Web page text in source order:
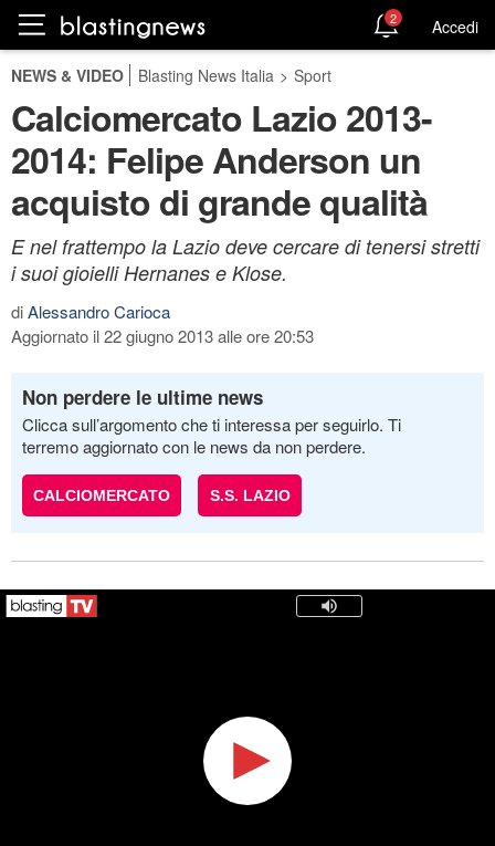
2 Accedi
NEWS & VIDEO Blasting News Italia > Sport
Calciomercato Lazio 2013-
2014: Felipe Anderson un
acquisto di grande qualità
E nel frattempo la Lazio deve cercare di tenersi stretti
i suoi gioielli Hernanes e Klose.
diAlessandro Carioca
Aggiornato il 22 giugno 2013 alle ore 20:53
Non perdere le ultime news
Clicca sull’argomento che ti interessa per seguirlo. Ti
terremo aggiornato con le news da non perdere.
CALCIOMERCATO S.S. LAZIO